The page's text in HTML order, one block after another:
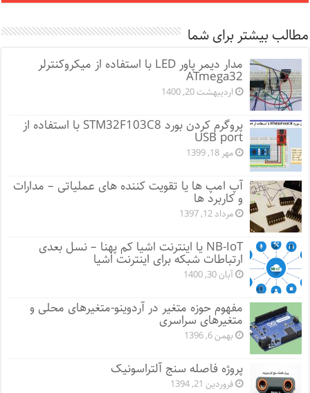
مطالب بیشتر برای شما
مدار دیمر پاور LED با استفاده از میکروکنترلر
ATmega32
اردیبهشت 20, 1400
پروگرم کردن بورد STM32F103C8 با استفاده از
USB port
مهر 18, 1399
آپ امپ ها یا تقویت کننده های عملیاتی – مدارات
و کاربرد ها
مرداد 12, 1397
NB-IoT یا اینترنت اشیا کم پهنا – نسل بعدی
ارتباطات شبکه برای اینترنت اشیا
آبان 30, 1400
مفهوم حوزه متغیر در آردوینو-متغیرهای محلی و
متغیرهای سراسری
بهمن 6, 1396
پروژه فاصله سنج آلتراسونیک
فروردین 21, 1394